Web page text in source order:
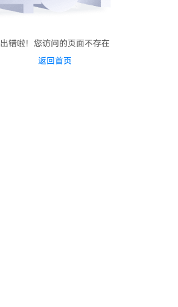
出错啦！您访问的页面不存在
返回首页